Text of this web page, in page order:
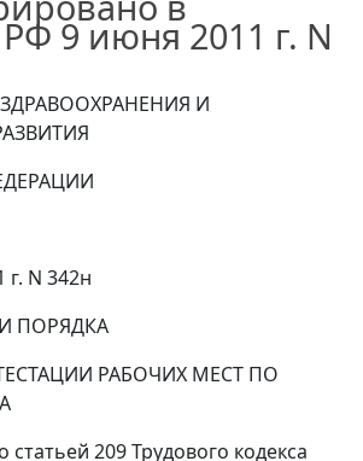
9 июня 2011 г. N
И
г. N 342н
ПОРЯДКА
РАБОЧИХ МЕСТ ПО
статьей 209Трудового кодекса